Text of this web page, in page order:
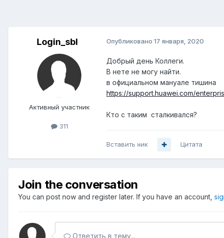
Login_sbl
Активный участник
311
Опубликовано 17 января, 2020
Добрый день Коллеги.
В нете не могу найти.
в официальном мануале тишина
https://support.huawei.com/
Кто с таким сталкивался?
Вставить ник Цитата
Join the conversation
You can post now and register later. If you have an account,
Ответить в тему...